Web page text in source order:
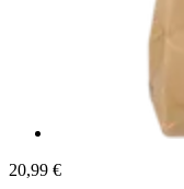
20,99 €